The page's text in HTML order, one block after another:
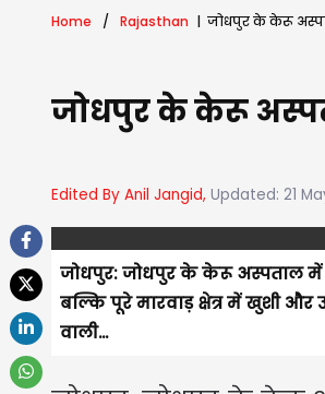
Home Rajasthan जोधपुर के केरू
जोधपुर के केरू
Edited By Anil Jangid, Updated: 21
जोधपुर: जोधपुर के केरू अस्पताल में
बल्कि पूरे मारवाड़ क्षेत्र में खुशी और
वाली...